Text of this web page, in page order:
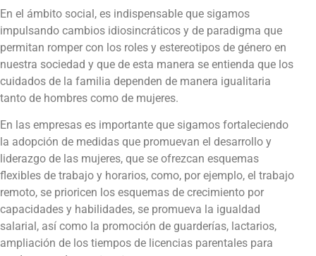
En el ámbito social, es indispensable que sigamos
impulsando cambios idiosincráticos y de paradigma que
permitan romper con los roles y estereotipos de género en
nuestra sociedad y que de esta manera se entienda que los
cuidados de la familia dependen de manera igualitaria
tanto de hombres como de mujeres.
En las empresas es importante que sigamos fortaleciendo
la adopción de medidas que promuevan el desarrollo y
liderazgo de las mujeres, que se ofrezcan esquemas
flexibles de trabajo y horarios, como, por ejemplo, el trabajo
remoto, se prioricen los esquemas de crecimiento por
capacidades y habilidades, se promueva la igualdad
salarial, así como la promoción de guarderías, lactarios,
ampliación de los tiempos de licencias parentales para